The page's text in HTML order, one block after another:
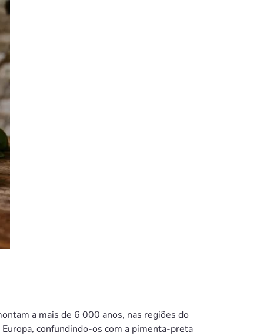
a mais de 6 000 anos, nas regiões do
confundindo-os com a pimenta-preta